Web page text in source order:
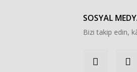
SOSYAL
Bizi takip edin,